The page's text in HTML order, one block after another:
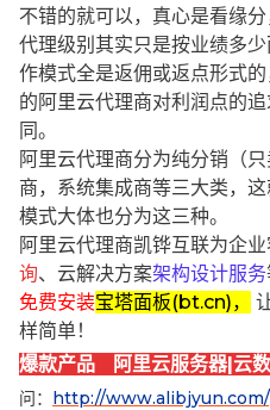
不错的就可以，真心是看缘
代理级别其实只是按业绩多
作模式全是返佣或返点形式
的阿里云代理商对利润点的
同。
阿里云代理商分为纯分销（
商，系统集成商等三大类，
模式大体也分为这三种。
阿里云代理商凯铧互联为企
询、云解决方案架构设计服务
免费安装宝塔面板(bt.cn)，
样简单！
爆款产品 阿里云服务器|云
问： http://